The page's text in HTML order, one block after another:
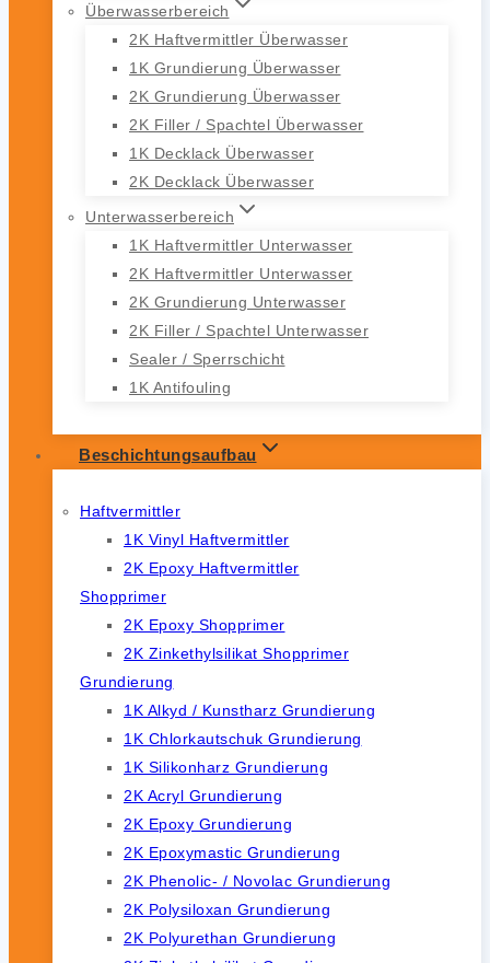
Überwasserbereich
2K Haftvermittler Überwasser
1K Grundierung Überwasser
2K Grundierung Überwasser
2K Filler / Spachtel Überwasser
1K Decklack Überwasser
2K Decklack Überwasser
Unterwasserbereich
1K Haftvermittler Unterwasser
2K Haftvermittler Unterwasser
2K Grundierung Unterwasser
2K Filler / Spachtel Unterwasser
Sealer / Sperrschicht
1K Antifouling
Beschichtungsaufbau
Haftvermittler
1K Vinyl Haftvermittler
2K Epoxy Haftvermittler
Shopprimer
2K Epoxy Shopprimer
2K Zinkethylsilikat Shopprimer
Grundierung
1K Alkyd / Kunstharz Grundierung
1K Chlorkautschuk Grundierung
1K Silikonharz Grundierung
2K Acryl Grundierung
2K Epoxy Grundierung
2K Epoxymastic Grundierung
2K Phenolic- / Novolac Grundierung
2K Polysiloxan Grundierung
2K Polyurethan Grundierung